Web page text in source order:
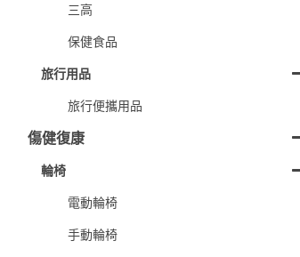
三高
保健食品
旅行用品
旅行便攜用品
傷健復康
輪椅
電動輪椅
手動輪椅